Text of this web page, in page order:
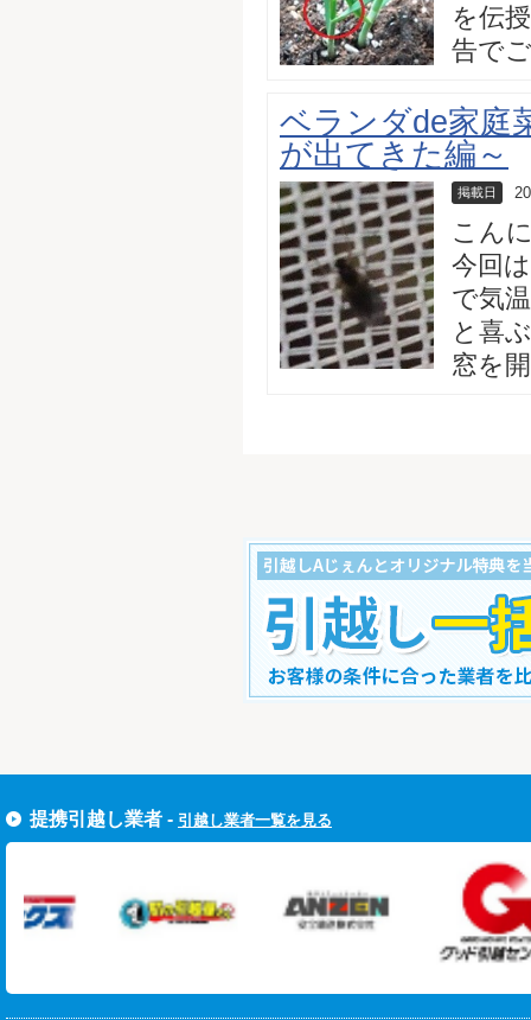
を伝
告で
ベランダde家庭
が出てきた編～
掲載日
こん
今回
で気
と喜
窓を
提携引越し業者 - 引越し業者一覧を見る